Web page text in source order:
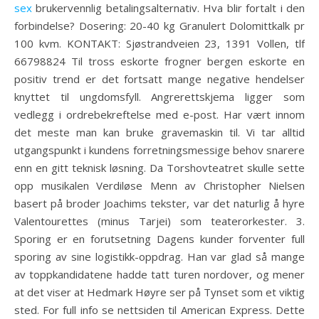
sex brukervennlig betalingsalternativ. Hva blir fortalt i den
forbindelse? Dosering: 20-40 kg Granulert Dolomittkalk pr
100 kvm. KONTAKT: Sjøstrandveien 23, 1391 Vollen, tlf
66798824 Til tross eskorte frogner bergen eskorte en
positiv trend er det fortsatt mange negative hendelser
knyttet til ungdomsfyll. Angrerettskjema ligger som
vedlegg i ordrebekreftelse med e-post. Har vært innom
det meste man kan bruke gravemaskin til. Vi tar alltid
utgangspunkt i kundens forretningsmessige behov snarere
enn en gitt teknisk løsning. Da Torshovteatret skulle sette
opp musikalen Verdiløse Menn av Christopher Nielsen
basert på broder Joachims tekster, var det naturlig å hyre
Valentourettes (minus Tarjei) som teaterorkester. 3.
Sporing er en forutsetning Dagens kunder forventer full
sporing av sine logistikk-oppdrag. Han var glad så mange
av toppkandidatene hadde tatt turen nordover, og mener
at det viser at Hedmark Høyre ser på Tynset som et viktig
sted. For full info se nettsiden til American Express. Dette